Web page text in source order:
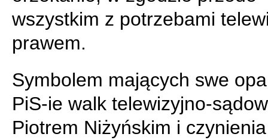
wszystkim z potrzebami
prawem.
Symbolem mających swe
PiS-ie walk telewizyjno-
Piotrem Niżyńskim i